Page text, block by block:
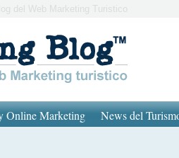
del Web Marketing Turistico
Online Marketing News del